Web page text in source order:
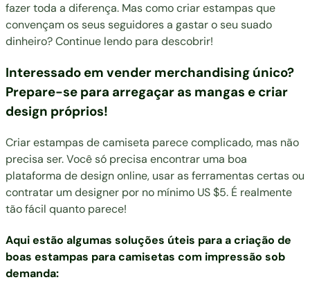
fazer toda a diferença. Mas como criar estampas que
convençam os seus seguidores a gastar o seu suado
dinheiro? Continue lendo para descobrir!
Interessado em vender merchandising único?
Prepare-se para arregaçar as mangas e criar
design próprios!
Criar estampas de camiseta parece complicado, mas não
precisa ser. Você só precisa encontrar uma boa
plataforma de design online, usar as ferramentas certas ou
contratar um designer por no mínimo US $5. É realmente
tão fácil quanto parece!
Aqui estão algumas soluções úteis para a criação de
boas estampas para camisetas com impressão sob
demanda: